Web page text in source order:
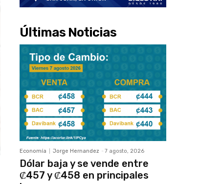
Últimas Noticias
Economía Jorge Hernandez - 7 agosto, 2026
Dólar baja y se vende entre
₡457 y ₡458 en principales